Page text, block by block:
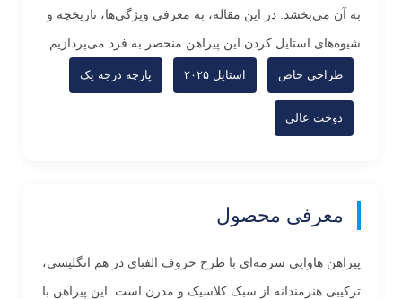
به آن می‌بخشد. در این مقاله، به معرفی ویژگی‌ها، تاریخچه و
شیوه‌های استایل کردن این پیراهن منحصر به فرد می‌پردازیم.
طراحی خاص استایل ۲۰۲۵ پارچه درجه یک
دوخت عالی
معرفی محصول
پیراهن هاوایی سرمه‌ای با طرح حروف الفبای در هم انگلیسی،
ترکیبی هنرمندانه از سبک کلاسیک و مدرن است. این پیراهن با